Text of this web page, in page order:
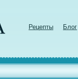
Рецепты Блог